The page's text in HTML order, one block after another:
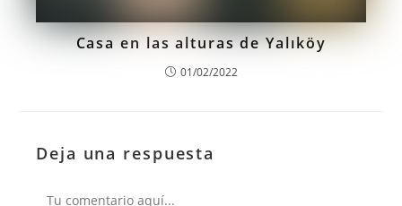
Casa en las alturas de Yalıköy
01/02/2022
Deja una respuesta
Comentario